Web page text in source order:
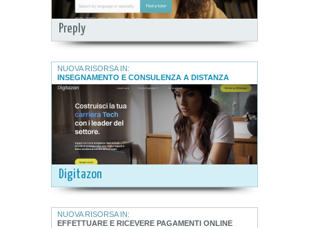
Preply
Digitazon
NUOVA RISORSA IN:
INSEGNAMENTO E CONSULENZA A DISTANZA
NUOVA RISORSA IN:
EFFETTUARE E RICEVERE PAGAMENTI ONLINE